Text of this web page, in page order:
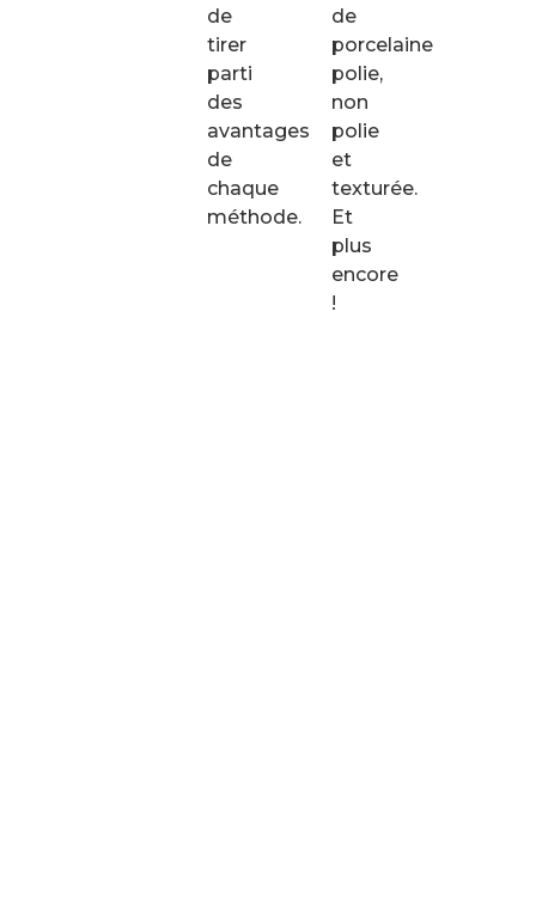
de
tirer
parti
des
avantages
de
chaque
méthode.
de
porcelaine
polie,
non
polie
et
texturée.
Et
plus
encore
!